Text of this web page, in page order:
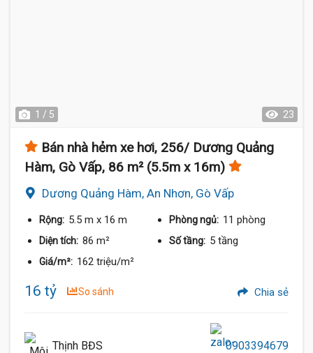
1 / 5 23
Bán nhà hẻm xe hơi, 256/ Dương Quảng
Hàm, Gò Vấp, 86 m² (5.5m x 16m)
Dương Quảng Hàm, An Nhơn, Gò Vấp
Rộng: 5.5 m x 16 m Phòng ngủ: 11 phòng
Diện tích: 86 m² Số tầng: 5 tầng
Giá/m²: 162 triệu/m²
16 tỷ So sánh Chia sẻ
Thịnh BĐS 0903394679